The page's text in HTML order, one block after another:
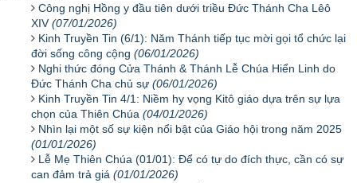
Công nghị Hồng y đầu tiên dưới triều Đức Thánh Cha Lêô
XIV (07/01/2026)
Kinh Truyền Tin (6/1): Năm Thánh tiếp tục mời gọi tổ chức lại
đời sống công cộng (06/01/2026)
Nghi thức đóng Cửa Thánh & Thánh Lễ Chúa Hiển Linh do
Đức Thánh Cha chủ sự (06/01/2026)
Kinh Truyền Tin 4/1: Niềm hy vọng Kitô giáo dựa trên sự lựa
chọn của Thiên Chúa (04/01/2026)
Nhìn lại một số sự kiện nổi bật của Giáo hội trong năm 2025
(01/01/2026)
Lễ Mẹ Thiên Chúa (01/01): Để có tự do đích thực, cần có sự
can đảm trả giá (01/01/2026)